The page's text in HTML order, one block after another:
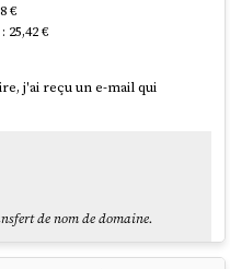
€
: 25,42 €
j'ai reçu un e-mail qui
de nom de domaine.
d'autorisation de transfert et la